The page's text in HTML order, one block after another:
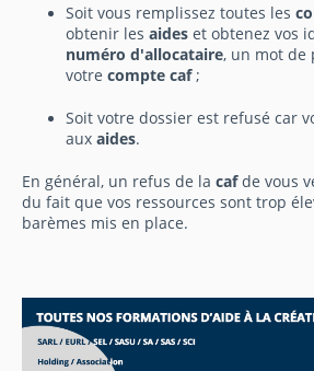
Soit vous remplissez toutes les
obtenir les aides et obtenez vos
numéro d'allocataire, un mot de
votre compte caf;
Soit votre dossier est refusé car
aux aides.
En général, un refus de la cafde vous
du fait que vos ressources sont trop
barèmes mis en place.